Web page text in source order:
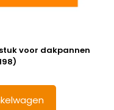
voor dakpannen